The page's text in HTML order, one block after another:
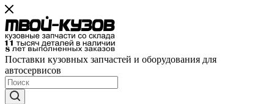
Поставки кузовных запчастей и оборудования для
автосервисов